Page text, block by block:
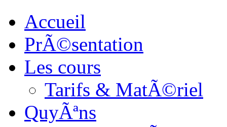
Accueil
PrÃ©sentation
Les cours
Tarifs & MatÃ©riel
QuyÃªns